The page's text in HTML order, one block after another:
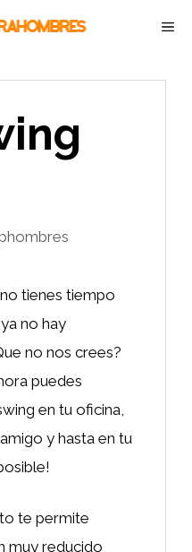
tienes tiempo
no hay
no nos crees?
puedes
en tu oficina,
y hasta en tu
te permite
muy reducido